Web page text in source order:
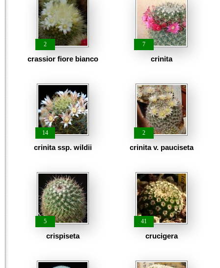
2
crassior fiore bianco
7
crinita
14
crinita ssp. wildii
2
crinita v. pauciseta
5
crispiseta
41
crucigera